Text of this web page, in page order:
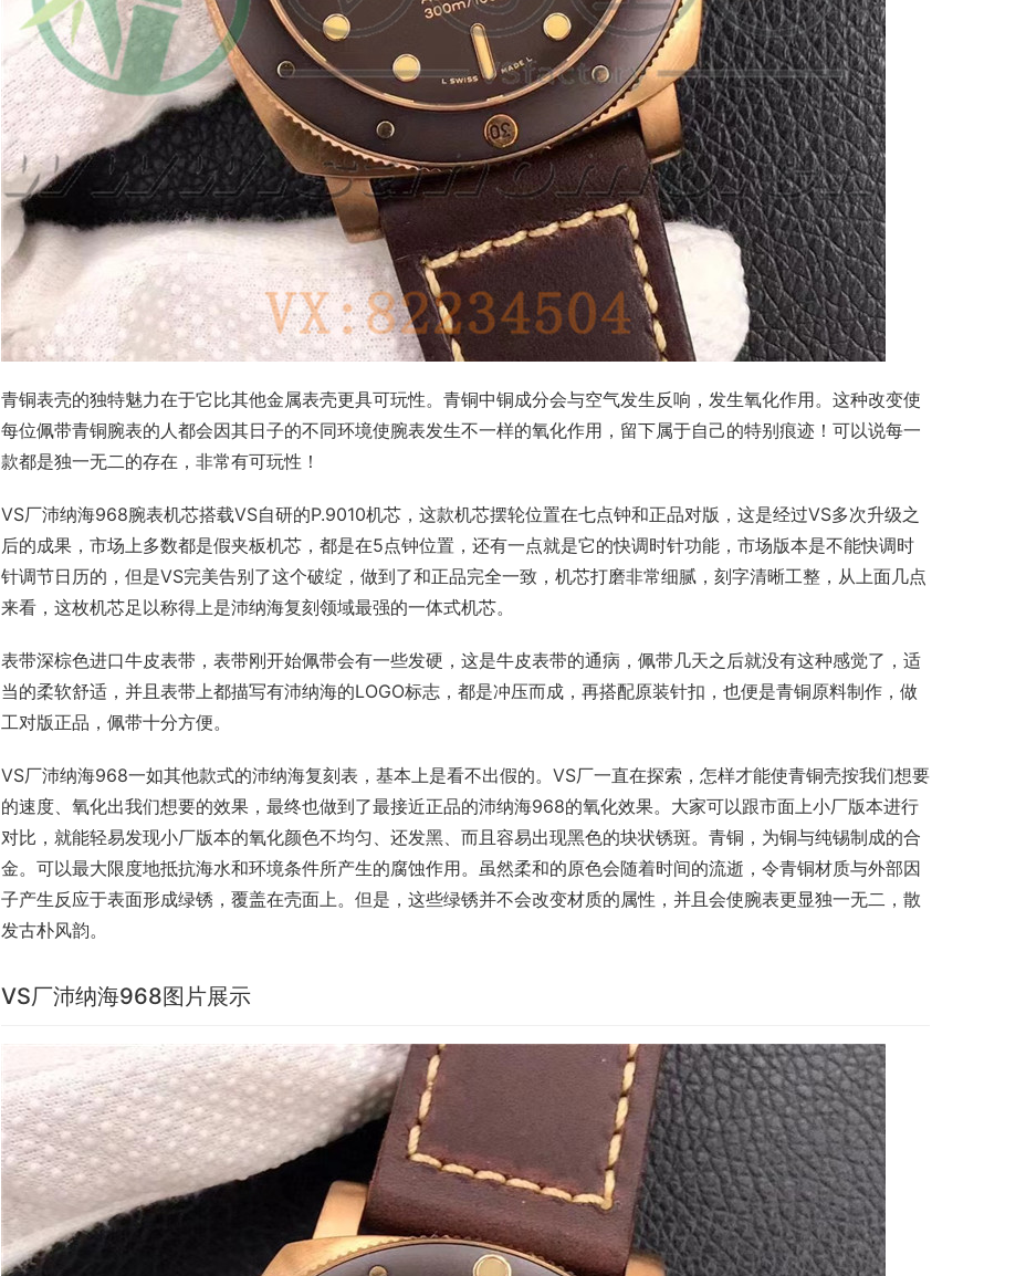
青铜表壳的独特魅力在于它比其他金属表壳更具可玩性。青铜中铜成分会与空气发生反响，发生氧化作用。这种改变使
每位佩带青铜腕表的人都会因其日子的不同环境使腕表发生不一样的氧化作用，留下属于自己的特别痕迹！可以说每一
款都是独一无二的存在，非常有可玩性！
VS厂沛纳海968腕表机芯搭载VS自研的P.9010机芯，这款机芯摆轮位置在七点钟和正品对版，这是经过VS多次升级之
后的成果，市场上多数都是假夹板机芯，都是在5点钟位置，还有一点就是它的快调时针功能，市场版本是不能快调时
针调节日历的，但是VS完美告别了这个破绽，做到了和正品完全一致，机芯打磨非常细腻，刻字清晰工整，从上面几点
来看，这枚机芯足以称得上是沛纳海复刻领域最强的一体式机芯。
表带深棕色进口牛皮表带，表带刚开始佩带会有一些发硬，这是牛皮表带的通病，佩带几天之后就没有这种感觉了，适
当的柔软舒适，并且表带上都描写有沛纳海的LOGO标志，都是冲压而成，再搭配原装针扣，也便是青铜原料制作，做
工对版正品，佩带十分方便。
VS厂沛纳海968一如其他款式的沛纳海复刻表，基本上是看不出假的。VS厂一直在探索，怎样才能使青铜壳按我们想要
的速度、氧化出我们想要的效果，最终也做到了最接近正品的沛纳海968的氧化效果。大家可以跟市面上小厂版本进行
对比，就能轻易发现小厂版本的氧化颜色不均匀、还发黑、而且容易出现黑色的块状锈斑。青铜，为铜与纯锡制成的合
金。可以最大限度地抵抗海水和环境条件所产生的腐蚀作用。虽然柔和的原色会随着时间的流逝，令青铜材质与外部因
子产生反应于表面形成绿锈，覆盖在壳面上。但是，这些绿锈并不会改变材质的属性，并且会使腕表更显独一无二，散
发古朴风韵。
VS厂沛纳海968图片展示